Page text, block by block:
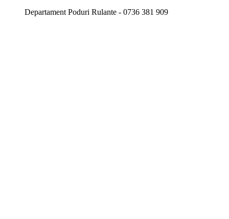
Departament Poduri Rulante - 0736 381 909